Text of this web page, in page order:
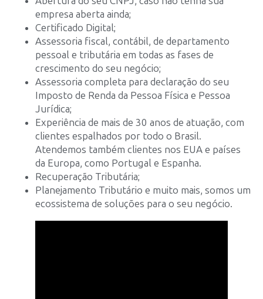
empresa aberta ainda;
Certificado Digital;
Assessoria fiscal, contábil, de departamento
pessoal e tributária em todas as fases de
crescimento do seu negócio;
Assessoria completa para declaração do seu
Imposto de Renda da Pessoa Física e Pessoa
Jurídica;
Experiência de mais de 30 anos de atuação, com
clientes espalhados por todo o Brasil.
Atendemos também clientes nos EUA e países
da Europa, como Portugal e Espanha.
Recuperação Tributária;
Planejamento Tributário e muito mais, somos um
ecossistema de soluções para o seu negócio.